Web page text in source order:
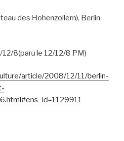
des Hohenzollern), Berlin
8(paru le 12/12/8 PM)
article/2008/12/11/berlin-